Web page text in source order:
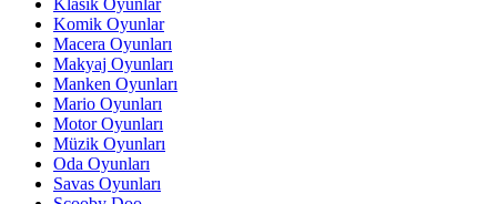
Klasik Oyunlar
Komik Oyunlar
Macera Oyunları
Makyaj Oyunları
Manken Oyunları
Mario Oyunları
Motor Oyunları
Müzik Oyunları
Oda Oyunları
Savas Oyunları